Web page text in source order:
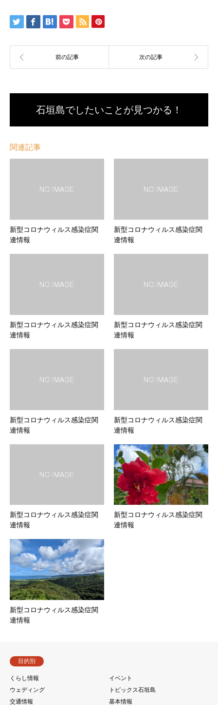
石垣島でしたいことが見つかる！
関連記事
新型コロナウィルス感染症関
連情報
新型コロナウィルス感染症関
連情報
新型コロナウィルス感染症関
連情報
新型コロナウィルス感染症関
連情報
新型コロナウィルス感染症関
連情報
新型コロナウィルス感染症関
連情報
新型コロナウィルス感染症関
連情報
新型コロナウィルス感染症関
連情報
新型コロナウィルス感染症関
連情報
目的別
くらし情報
イベント
ウェディング
トピックス石垣島
交通情報
基本情報